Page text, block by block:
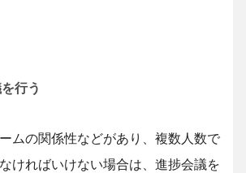
行う
ムの関係性などがあり、複数人数で
ければいけない場合は、進捗会議を